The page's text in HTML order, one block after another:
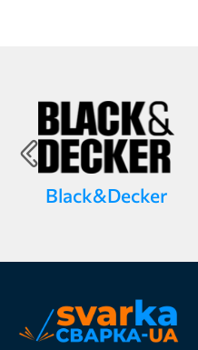
Black&Decker